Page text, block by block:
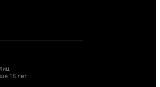
18 лет